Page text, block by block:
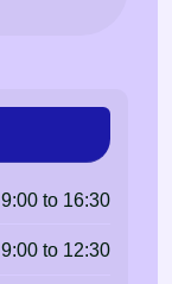
9:00 to 16:30
9:00 to 12:30